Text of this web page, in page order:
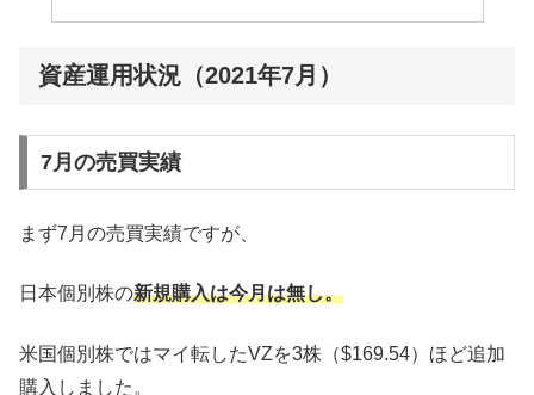
資産運用状況（2021年7月）
7月の売買実績
まず7月の売買実績ですが、
日本個別株の新規購入は今月は無し。
米国個別株ではマイ転したVZを3株（$169.54）ほど追加
購入しました。